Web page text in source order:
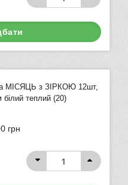
МІСЯЦЬ з ЗІРКОЮ 12шт,
білий теплий (20)
грн